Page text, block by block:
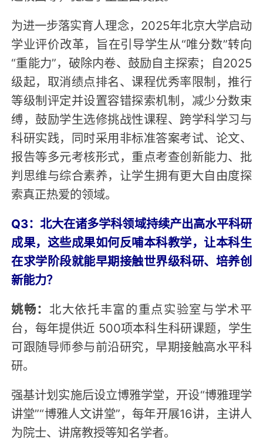
为进一步落实育人理念，2025年北京大学启动
学业评价改革，旨在引导学生从“唯分数”转向
“重能力”，破除内卷、鼓励自主探索；自2025
级起，取消绩点排名、课程优秀率限制，推行
等级制评定并设置容错探索机制，减少分数束
缚，鼓励学生选修挑战性课程、跨学科学习与
科研实践，同时采用非标准答案考试、论文、
报告等多元考核形式，重点考查创新能力、批
判思维与综合素养，让学生拥有更大自由度探
索真正热爱的领域。
Q3：北大在诸多学科领域持续产出高水平科研
成果，这些成果如何反哺本科教学，让本科生
在求学阶段就能早期接触世界级科研、培养创
新能力？
姚畅：北大依托丰富的重点实验室与学术平
台，每年提供近 500项本科生科研课题，学生
可跟随导师参与前沿研究，早期接触高水平科
研。
强基计划实施后设立博雅学堂，开设“博雅理学
讲堂”“博雅人文讲堂”，每年开展16讲，主讲人
为院士、讲席教授等知名学者。